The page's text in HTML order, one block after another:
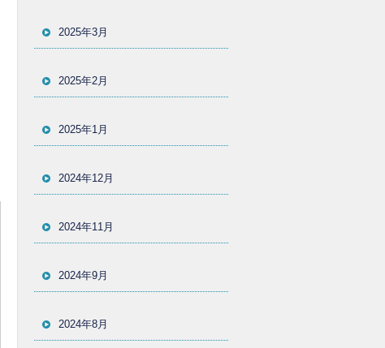
2025年3月
2025年2月
2025年1月
2024年12月
2024年11月
2024年9月
2024年8月